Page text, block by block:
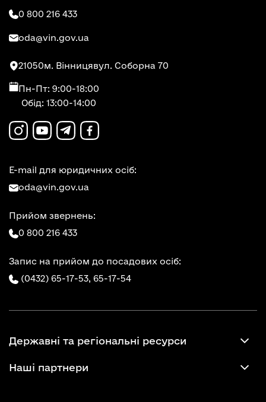
0 800 216 433
oda@vin.gov.ua
21050м. Вінницявул. Соборна 70
Пн-Пт: 9:00-18:00
Обід: 13:00-14:00
E-mail для юридичних осіб:
oda@vin.gov.ua
Прийом звернень:
0 800 216 433
Запис на прийом до посадових осіб:
(0432) 65-17-53, 65-17-54
Державні та регіональні ресурси
Наші партнери